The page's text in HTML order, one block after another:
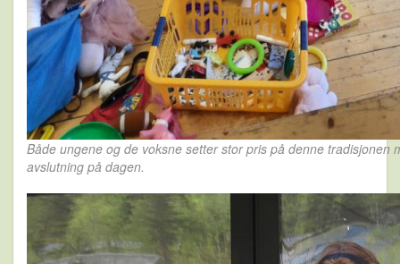
Både ungene og de voksne setter stor pris på denne tradisjonen
avslutning på dagen.